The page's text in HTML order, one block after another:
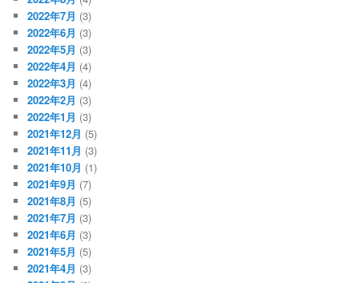
2022年7月 (3)
2022年6月 (3)
2022年5月 (3)
2022年4月 (4)
2022年3月 (4)
2022年2月 (3)
2022年1月 (3)
2021年12月 (5)
2021年11月 (3)
2021年10月 (1)
2021年9月 (7)
2021年8月 (5)
2021年7月 (3)
2021年6月 (3)
2021年5月 (5)
2021年4月 (3)